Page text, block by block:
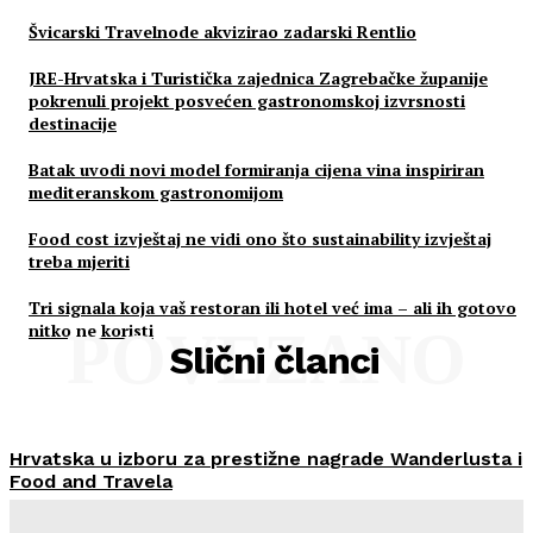
Švicarski Travelnode akvizirao zadarski Rentlio
JRE-Hrvatska i Turistička zajednica Zagrebačke županije
pokrenuli projekt posvećen gastronomskoj izvrsnosti
destinacije
Batak uvodi novi model formiranja cijena vina inspiriran
mediteranskom gastronomijom
Food cost izvještaj ne vidi ono što sustainability izvještaj
treba mjeriti
Tri signala koja vaš restoran ili hotel već ima – ali ih gotovo
nitko ne koristi
Slični članci
POVEZANO
Hrvatska u izboru za prestižne nagrade Wanderlusta i
Food and Travela